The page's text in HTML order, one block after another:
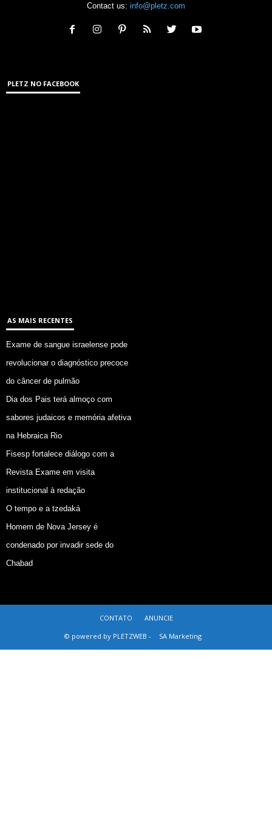
Contact us: info@pletz.com
PLETZ NO FACEBOOK
AS MAIS RECENTES
Exame de sangue israelense pode
revolucionar o diagnóstico precoce
do câncer de pulmão
Dia dos Pais terá almoço com
sabores judaicos e memória afetiva
na Hebraica Rio
Fisesp fortalece diálogo com a
Revista Exame em visita
institucional à redação
O tempo e a tzedaká
Homem de Nova Jersey é
condenado por invadir sede do
Chabad
CONTATO
ANUNCIE
© powered by PLETZWEB -
SA Marketing